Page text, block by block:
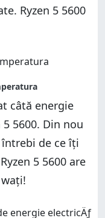
Ryzen 5 5600
câtă energie
5600. Din nou
de ce îți
5 5600 are